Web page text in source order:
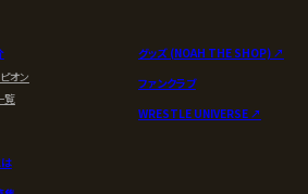
オン
覧
グッズ (NOAH THE SHOP) ↗︎
ファンクラブ
WRESTLE UNIVERSE ↗︎